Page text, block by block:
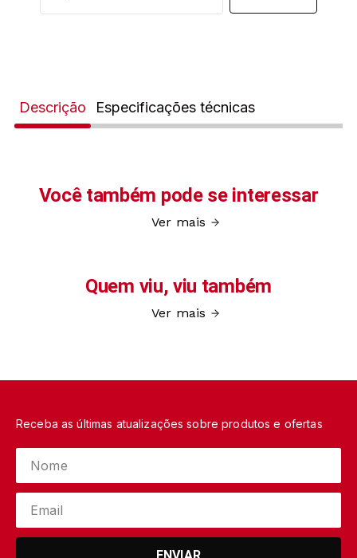
Descrição Especificações técnicas
Você também pode se interessar
Ver mais
Quem viu, viu também
Ver mais
Receba as últimas atualizações sobre produtos e ofertas